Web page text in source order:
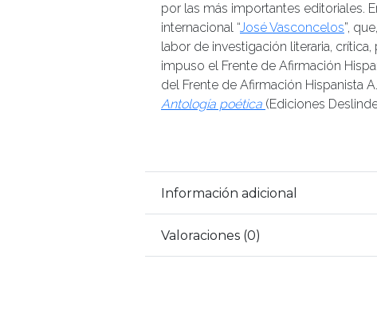
por las más importantes editoriales.
internacional “José Vasconcelos”,
labor de investigación literaria,
impuso el Frente de Afirmación
del Frente de Afirmación Hispanista
Antología poética (Ediciones
Información adicional
Valoraciones (0)